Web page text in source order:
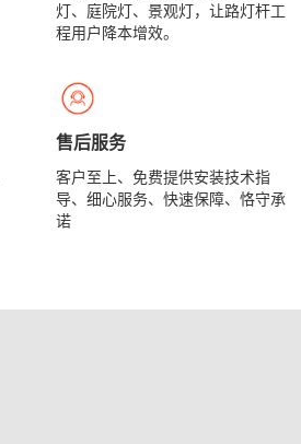
灯、庭院灯、景观灯，让路灯杆工
程用户降本增效。
售后服务
客户至上、免费提供安装技术指
导、细心服务、快速保障、恪守承
诺